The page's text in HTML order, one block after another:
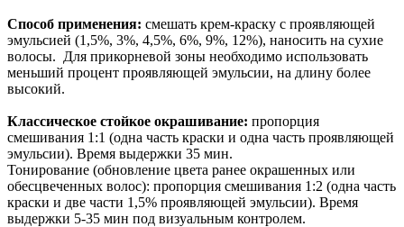
Способ применения: смешать крем-краску с проявляющей
эмульсией (1,5%, 3%, 4,5%, 6%, 9%, 12%), наносить на сухие
волосы. Для прикорневой зоны необходимо использовать
меньший процент проявляющей эмульсии, на длину более
высокий.
Классическое стойкое окрашивание: пропорция
смешивания 1:1 (одна часть краски и одна часть проявляющей
эмульсии). Время выдержки 35 мин.
Тонирование (обновление цвета ранее окрашенных или
обесцвеченных волос): пропорция смешивания 1:2 (одна часть
краски и две части 1,5% проявляющей эмульсии). Время
выдержки 5-35 мин под визуальным контролем.